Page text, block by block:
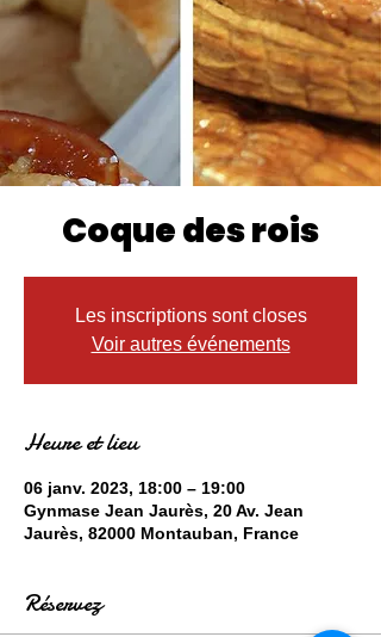
Coque des rois
Les inscriptions sont closes
Voir autres événements
Heure et lieu
06 janv. 2023, 18:00 – 19:00
Gynmase Jean Jaurès, 20 Av. Jean
Jaurès, 82000 Montauban, France
Réservez